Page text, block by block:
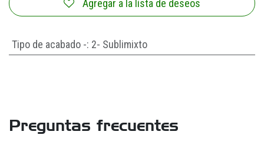
Agregar a la lista de deseos
Tipo de acabado -: 2- Sublimixto
Preguntas frecuentes